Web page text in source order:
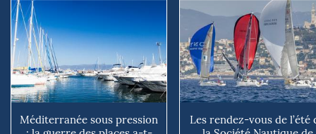
Méditerranée sous pression
Les rendez-vous de l’été